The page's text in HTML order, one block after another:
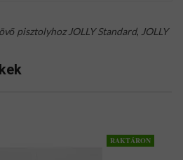
pisztolyhoz JOLLY Standard, JOLLY
RAKTÁRON